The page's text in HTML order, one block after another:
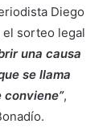
Diego
el sorteo legal
una causa
se llama
conviene”,